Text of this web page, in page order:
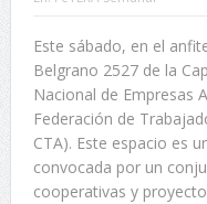
Este sábado, en el
Belgrano 2527 de la
Nacional de Empresas
Federación de
CTA). Este espacio es
convocada por un
cooperativas y